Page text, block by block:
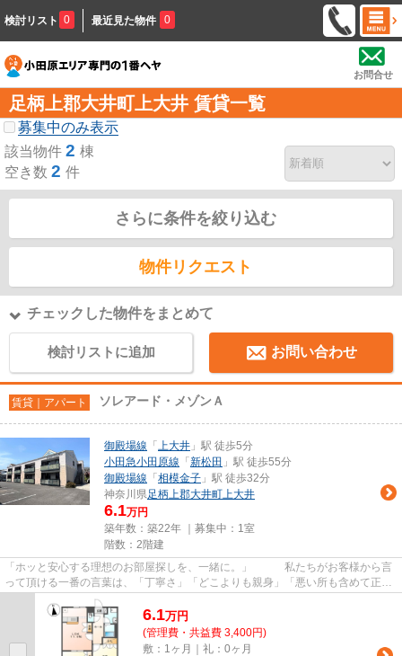
検討リスト 0 最近見た物件 0
お問合せ
足柄上郡大井町上大井 賃貸一覧
募集中のみ表示
該当物件 2 棟
空き数 2 件
さらに条件を絞り込む
物件リクエスト
チェックした物件をまとめて
検討リストに追加 お問い合わせ
賃貸｜アパート ソレアード・メゾンＡ
御殿場線 「 上大井 」駅 徒歩5分
小田急小田原線 「 新松田 」駅 徒歩55分
御殿場線 「 相模金子 」駅 徒歩32分
神奈川県足柄上郡大井町上大井
6.1万円
築年数：築22年 ｜募集中： 1室
階数：2階建
「ホッと安心する理想のお部屋探しを、一緒に。」 私たちがお客様から言
って頂ける一番の言葉は、「丁寧さ」「どこよりも親身」「悪い所も含めて正直
に言ってくれた」「安心して...
6.1万円
(管理費・共益費 3,400円)
敷：1ヶ月｜礼：0ヶ月